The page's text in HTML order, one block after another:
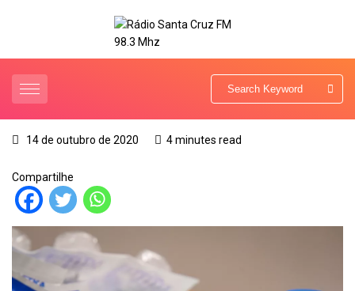
14 de outubro de 2020 4 minutes read
Compartilhe